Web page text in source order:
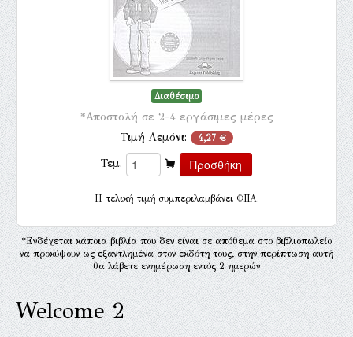
Διαθέσιμο
*Αποστολή σε 2-4 εργάσιμες μέρες
Τιμή Λεμόνι: 4,27 €
Τεμ.
H τελική τιμή συμπεριλαμβάνει ΦΠΑ.
*Ενδέχεται κάποια βιβλία που δεν είναι σε απόθεμα στο βιβλιοπωλείο
να προκύψουν ως εξαντλημένα στον εκδότη τους, στην περίπτωση αυτή
θα λάβετε ενημέρωση εντός 2 ημερών
Welcome 2